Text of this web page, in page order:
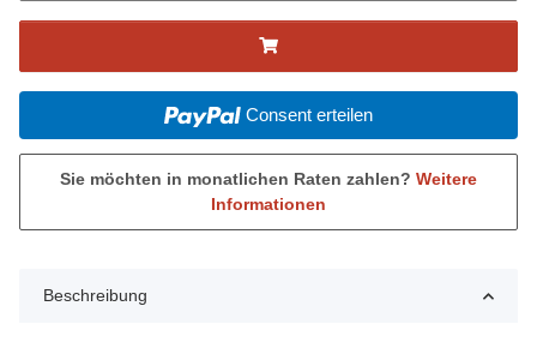
Consent erteilen
Sie möchten in monatlichen Raten zahlen? Weitere
Informationen
Beschreibung